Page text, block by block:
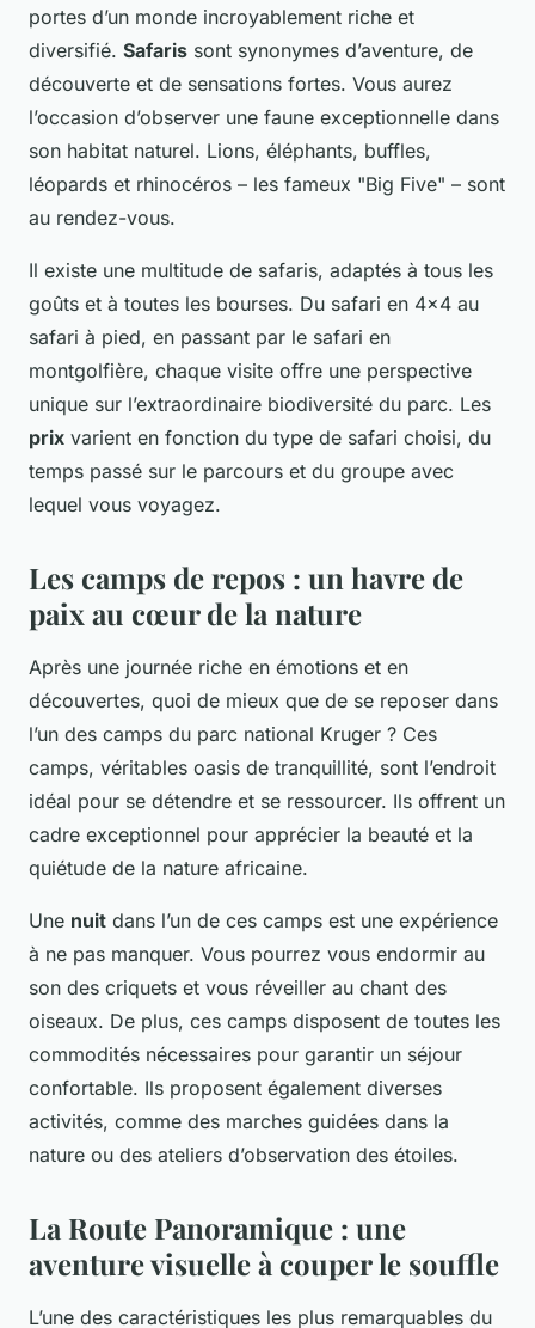
portes d’un monde incroyablement riche et
diversifié. Safaris sont synonymes d’aventure, de
découverte et de sensations fortes. Vous aurez
l’occasion d’observer une faune exceptionnelle dans
son habitat naturel. Lions, éléphants, buffles,
léopards et rhinocéros – les fameux "Big Five" – sont
au rendez-vous.
Il existe une multitude de safaris, adaptés à tous les
goûts et à toutes les bourses. Du safari en 4×4 au
safari à pied, en passant par le safari en
montgolfière, chaque visite offre une perspective
unique sur l’extraordinaire biodiversité du parc. Les
prix varient en fonction du type de safari choisi, du
temps passé sur le parcours et du groupe avec
lequel vous voyagez.
Les camps de repos : un havre de
paix au cœur de la nature
Après une journée riche en émotions et en
découvertes, quoi de mieux que de se reposer dans
l’un des camps du parc national Kruger ? Ces
camps, véritables oasis de tranquillité, sont l’endroit
idéal pour se détendre et se ressourcer. Ils offrent un
cadre exceptionnel pour apprécier la beauté et la
quiétude de la nature africaine.
Une nuit dans l’un de ces camps est une expérience
à ne pas manquer. Vous pourrez vous endormir au
son des criquets et vous réveiller au chant des
oiseaux. De plus, ces camps disposent de toutes les
commodités nécessaires pour garantir un séjour
confortable. Ils proposent également diverses
activités, comme des marches guidées dans la
nature ou des ateliers d’observation des étoiles.
La Route Panoramique : une
aventure visuelle à couper le souffle
L’une des caractéristiques les plus remarquables du